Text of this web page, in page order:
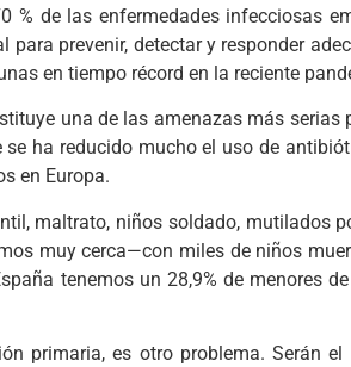
% de las enfermedades infecciosas
prevenir, detectar y responder
en tiempo récord en la reciente
una de las amenazas más
ha reducido mucho el uso de
en Europa.
maltrato, niños soldado, mutilados
muy cerca—con miles de niños
tenemos un 28,9% de menores
primaria, es otro problema. Serán